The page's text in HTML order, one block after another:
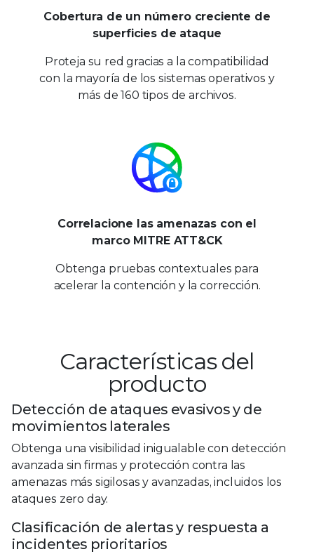
Cobertura de un número creciente de
superficies de ataque
Proteja su red gracias a la compatibilidad
con la mayoría de los sistemas operativos y
más de 160 tipos de archivos.
Correlacione las amenazas con el
marco MITRE ATT&CK
Obtenga pruebas contextuales para
acelerar la contención y la corrección.
Características del
producto
Detección de ataques evasivos y de
movimientos laterales
Obtenga una visibilidad inigualable con detección
avanzada sin firmas y protección contra las
amenazas más sigilosas y avanzadas, incluidos los
ataques zero day.
Clasificación de alertas y respuesta a
incidentes prioritarios